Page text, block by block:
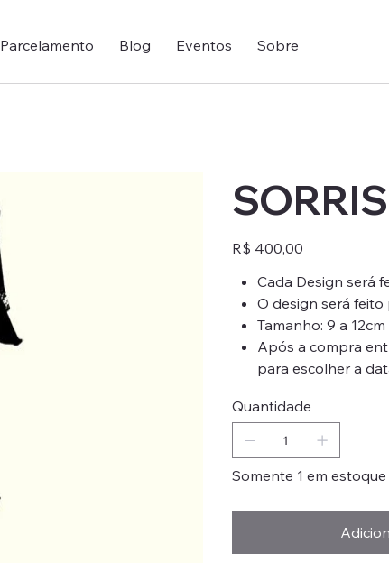
Parcelamento Blog Eventos Sobre
Preço
R$ 400,00
Cada Design será
O design será feito
Tamanho: 9 a 12cm
Após a compra
para escolher a
Quantidade
Somente 1 em estoque